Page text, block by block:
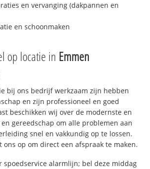
en vervanging (dakpannen en
en schoonmaken
op locatie in Emmen
bij ons bedrijf werkzaam zijn hebben
en zijn professioneel en goed
beschikken wij over de modernste en
gereedschap om alle problemen aan
snel en vakkundig op te lossen.
ons op om direct een afspraak te maken.
spoedservice alarmlijn; bel deze middag